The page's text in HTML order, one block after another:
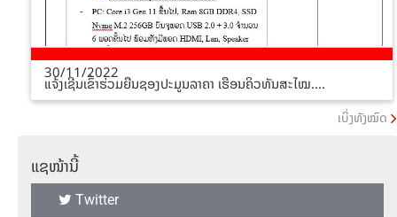
ແຈ້ງເຊີນເຂົ້າຮ່ວມຍືນຊອງປະມູນລາຄາ ເຮືອນຄິວທັນສະໄໝ....
30/11/2022
ເບິ່ງທັງໝົດ
ແຊໜ້ານີ້
Twitter